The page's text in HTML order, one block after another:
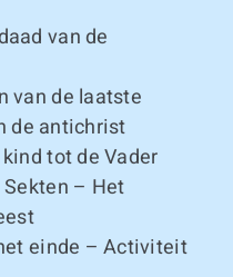
van de
van de laatste
de antichrist
tot de Vader
– Het
einde – Activiteit